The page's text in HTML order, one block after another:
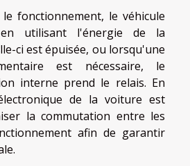
fonctionnement, le véhicule
utilisant l'énergie de la
ci est épuisée, ou lorsqu'une
est nécessaire, le
interne prend le relais. En
de la voiture est
la commutation entre les
afin de garantir